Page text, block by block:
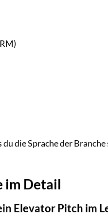
die Sprache der
im Detail
Elevator Pitch im